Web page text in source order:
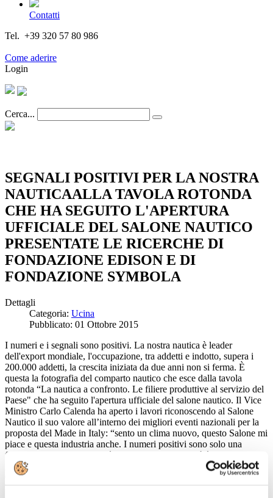
Contatti
Tel. +39 320 57 80 986
Come aderire
Login
Cerca...
SEGNALI POSITIVI PER LA NOSTRA
NAUTICAALLA TAVOLA ROTONDA
CHE HA SEGUITO L'APERTURA
UFFICIALE DEL SALONE NAUTICO
PRESENTATE LE RICERCHE DI
FONDAZIONE EDISON E DI
FONDAZIONE SYMBOLA
Dettagli
Categoria: Ucina
Pubblicato: 01 Ottobre 2015
I numeri e i segnali sono positivi. La nostra nautica è leader
dell'export mondiale, l'occupazione, tra addetti e indotto, supera i
200.000 addetti, la crescita iniziata da due anni non si ferma. È
questa la fotografia del comparto nautico che esce dalla tavola
rotonda “La nautica a confronto. Le filiere produttive al servizio del
Paese" che ha seguito l'apertura ufficiale del salone nautico. Il Vice
Ministro Carlo Calenda ha aperto i lavori riconoscendo al Salone
Nautico il suo valore all’interno dei migliori eventi nazionali per la
proposta del Made in Italy: “sento un clima nuovo, questo Salone mi
piace e questa industria anche. I numeri positivi sono solo una
frazione di quello che si può fare”."La competitività è la nostra
grande arma - ha dichiarato Carla Demaria, Presidente di UCINA
Confindustria nautica - E dobbiamo dire grazie a vari alleati per i
buoni risultati che abbiamo ottenuto: il mercato e i suoi segnali di